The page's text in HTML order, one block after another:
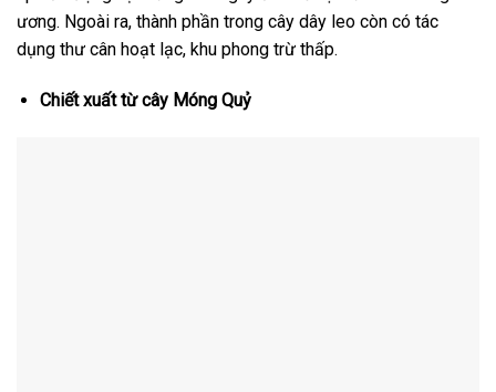
ương. Ngoài ra, thành phần trong cây dây leo còn có tác
dụng thư cân hoạt lạc, khu phong trừ thấp.
Chiết xuất từ cây Móng Quỷ